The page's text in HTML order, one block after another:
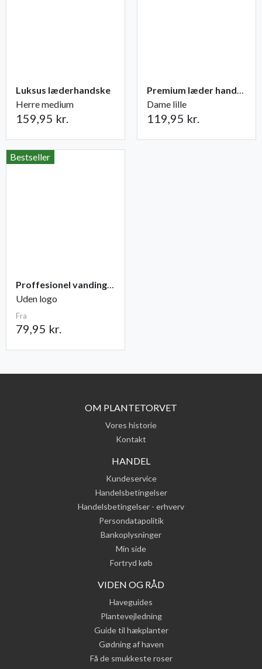
Luksus læderhandske
Herre medium
159,95 kr.
Premium læder handske Flutter
Dame lille
119,95 kr.
Bestseller
Proffesionel vandingspose 100 liter
Uden logo
Fra
79,95 kr.
OM PLANTETORVET
Vores historie
Kontakt
HANDEL
Kundeservice
Handelsbetingelser
Handelsbetingelser - erhverv
Persondatapolitik
Bankoplysninger
Min side
Fortryd køb
VIDEN OG RÅD
Haveguides
Plantevejledning
Guide til hækplanter
Gødning af haven
Få de smukkeste roser